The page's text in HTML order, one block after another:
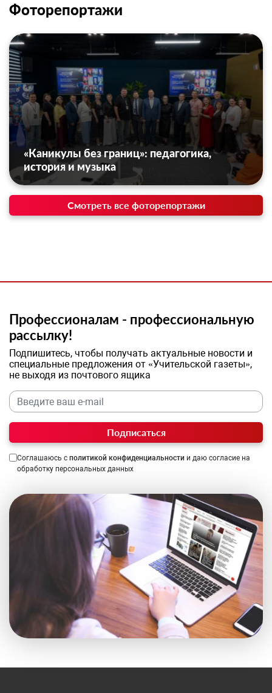
Фоторепортажи
«Каникулы без границ»: педагогика,
история и музыка
Смотреть все фоторепортажи
Профессионалам - профессиональную
рассылку!
Подпишитесь, чтобы получать актуальные новости и
специальные предложения от «Учительской газеты»,
не выходя из почтового ящика
Подписаться
Соглашаюсь с политикой конфиденциальности и даю согласие на
обработку персональных данных